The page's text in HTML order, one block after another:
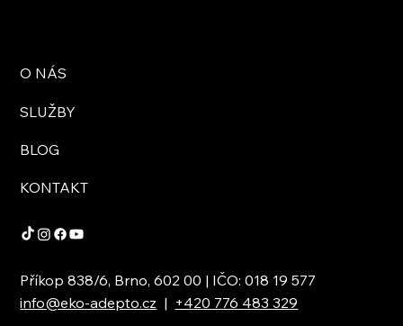
O NÁS
SLUŽBY
BLOG
KONTAKT
Příkop 838/6, Brno, 602 00 | IČO: 018 19 577
info@eko-adepto.cz | +420 776 483 329